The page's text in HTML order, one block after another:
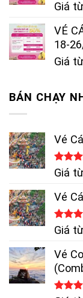
Giá
VÉ
18-
Giá
BÁN CHẠY
Vé
Được
Giá
Vé
Được
Giá
Vé